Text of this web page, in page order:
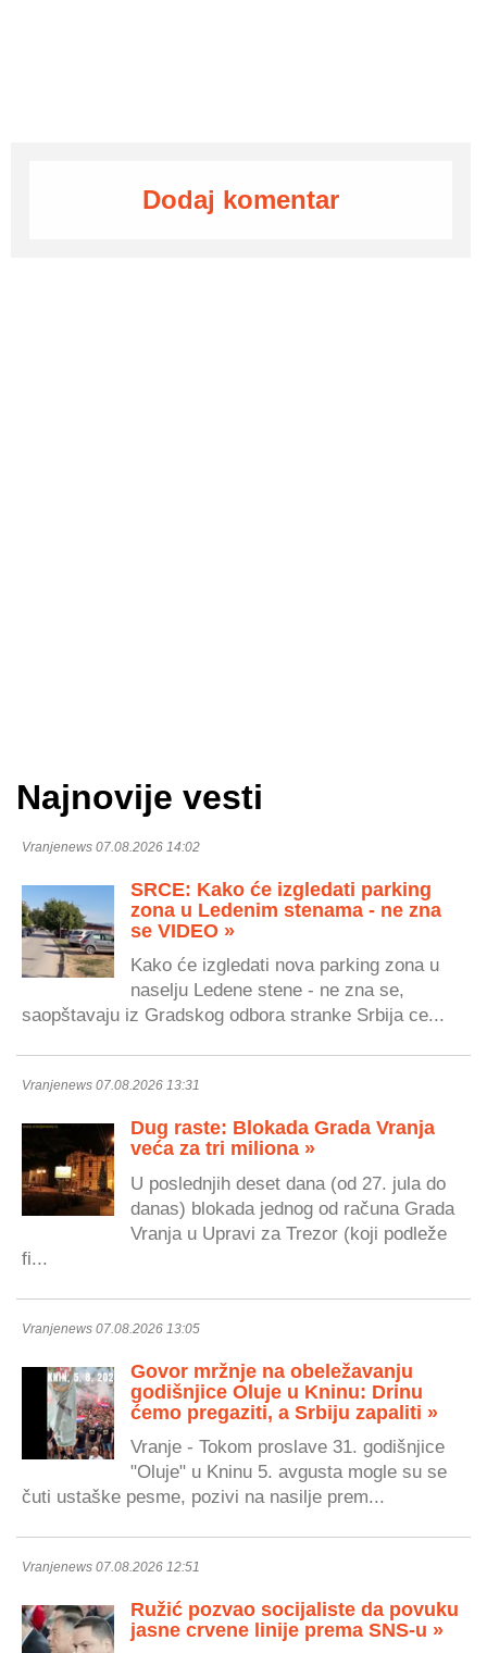
Dodaj komentar
Najnovije vesti
Vranjenews 07.08.2026 14:02
SRCE: Kako će izgledati parking
zona u Ledenim stenama - ne zna
se VIDEO »
Kako će izgledati nova parking zona u
naselju Ledene stene - ne zna se,
saopštavaju iz Gradskog odbora stranke Srbija ce...
Vranjenews 07.08.2026 13:31
Dug raste: Blokada Grada Vranja
veća za tri miliona »
U poslednjih deset dana (od 27. jula do
danas) blokada jednog od računa Grada
Vranja u Upravi za Trezor (koji podleže
fi...
Vranjenews 07.08.2026 13:05
Govor mržnje na obeležavanju
godišnjice Oluje u Kninu: Drinu
ćemo pregaziti, a Srbiju zapaliti »
Vranje - Tokom proslave 31. godišnjice
"Oluje" u Kninu 5. avgusta mogle su se
čuti ustaške pesme, pozivi na nasilje prem...
Vranjenews 07.08.2026 12:51
Ružić pozvao socijaliste da povuku
jasne crvene linije prema SNS-u »